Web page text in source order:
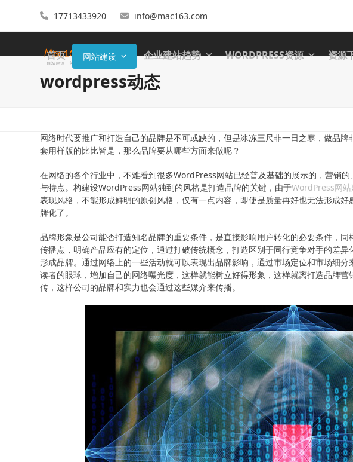
17713433920 info@mac163.com
首页 网站建设 企业建站趋势 WORDPRESS资源 资源
wordpress动态
网络时代要推广和打造自己的品牌是不可或缺的，但是冰冻三尺非一日之寒，做品
套用样版的比比皆是，那么品牌要从哪些方面来做呢？
在网络的各个行业中，不难看到很多WordPress网站已经普及基础的展示的，营销
与特点。构建设WordPress网站独到的风格是打造品牌的关键，由于WordPress网站
表现风格，不能形成鲜明的原创风格，仅有一点内容，即使是质量再好也无法形成
牌化了。
品牌形象是公司能否打造知名品牌的重要条件，是直接影响用户转化的必要条件，
传播点，明确产品应有的定位，通过打破传统概念，打造区别于同行竞争对手的差
形成品牌。通过网络上的一些活动就可以表现出品牌影响，通过市场定位和市场细
读者的眼球，增加自己的网络曝光度，这样就能树立好得形象，这样就离打造品牌
传，这样公司的品牌和实力也会通过这些媒介来传播。